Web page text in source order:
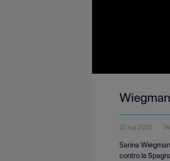
22 lug 2023
Sarina
contro la